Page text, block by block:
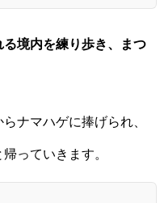
境内を練り歩き、まつ
ナマハゲに捧げられ、
っていきます。